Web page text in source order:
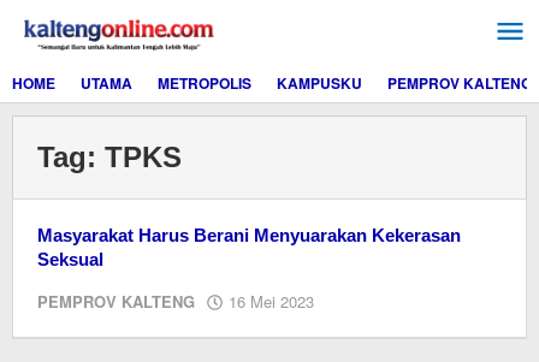
konten
HOME
UTAMA METROPOLIS KAMPUSKU PEMPROV KALTENG
Tag: TPKS
Masyarakat Harus Berani Menyuarakan Kekerasan
Seksual
PEMPROV KALTENG 16 Mei 2023